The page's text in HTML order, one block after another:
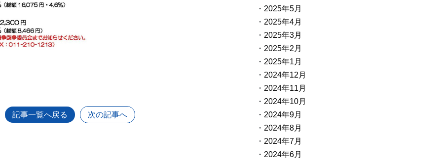
記事一覧へ戻る 次の記事へ
2025年5月
2025年4月
2025年3月
2025年2月
2025年1月
2024年12月
2024年11月
2024年10月
2024年9月
2024年8月
2024年7月
2024年6月